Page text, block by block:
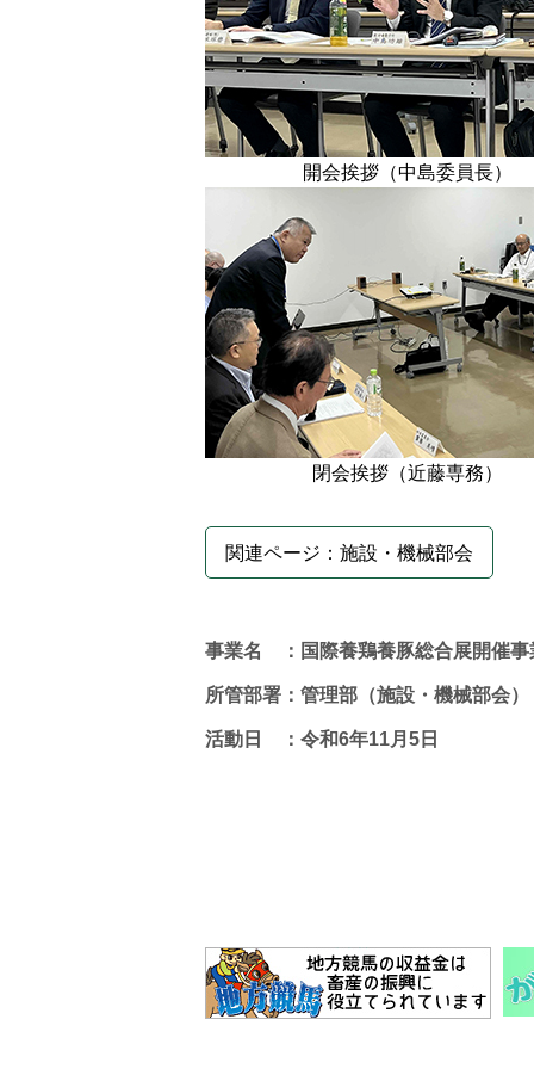
開会挨拶（中島委員長）
閉会挨拶（近藤専務）
関連ページ：施設・機械部会
事業名 ：国際養鶏養豚総合展開催事
所管部署：管理部（施設・機械部会）
活動日 ：令和6年11月5日